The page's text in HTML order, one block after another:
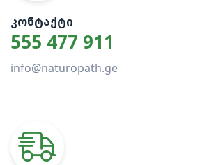
ᲙᲝᲜᲢᲐᲥᲢᲘ
555 477 911
info@naturopath.ge